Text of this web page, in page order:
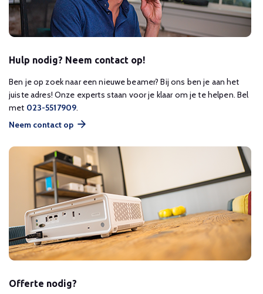
Hulp nodig? Neem contact op!
Ben je op zoek naar een nieuwe beamer? Bij ons ben je aan het
juiste adres! Onze experts staan voor je klaar om je te helpen. Bel
met 023-5517909.
Neem contact op
Offerte nodig?